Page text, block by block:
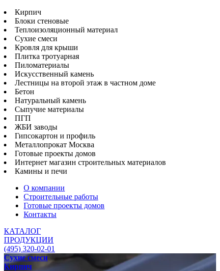
Кирпич
Блоки стеновые
Теплоизоляционный материал
Сухие смеси
Кровля для крыши
Плитка тротуарная
Пиломатериалы
Искусственный камень
Лестницы на второй этаж в частном доме
Бетон
Натуральный камень
Сыпучие материалы
ПГП
ЖБИ заводы
Гипсокартон и профиль
Металлопрокат Москва
Готовые проекты домов
Интернет магазин строительных материалов
Камины и печи
О компании
Строительные работы
Готовые проекты домов
Контакты
КАТАЛОГ
ПРОДУКЦИИ
(495) 320-02-01
Сухие смеси
Кирпич